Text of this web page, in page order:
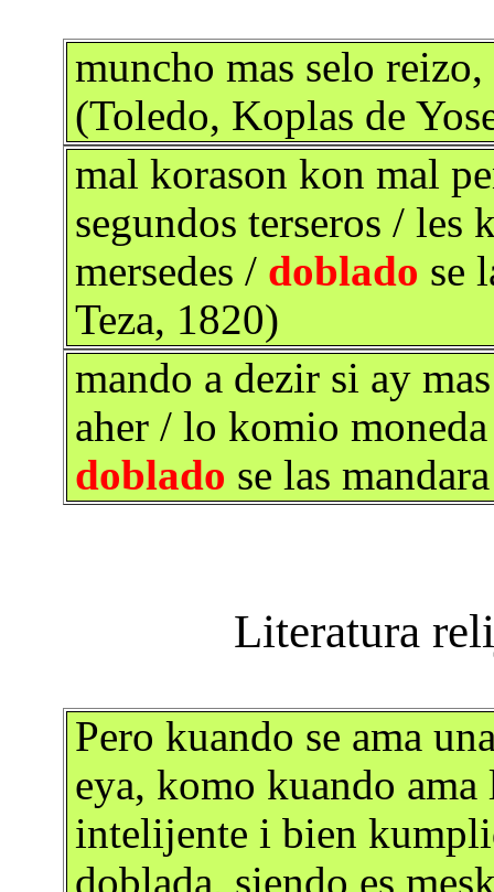
muncho mas selo
(Toledo, Koplas de
mal korason kon mal
segundos terseros / les
mersedes / doblado se
Teza, 1820)
mando a dezir si ay
aher / lo komio
doblado se las
Pero kuando se ama
eya, komo kuando
intelijente i bien
doblada, siendo es